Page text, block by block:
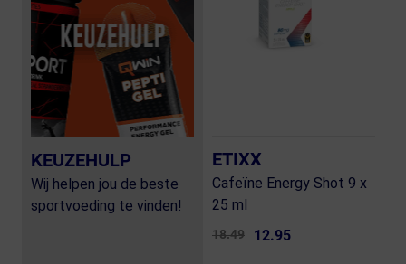
KEUZEHULP
Wij helpen jou de beste
sportvoeding te vinden!
ETIXX
Cafeïne Energy Shot 9 x
25 ml
18.49 12.95